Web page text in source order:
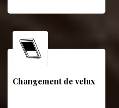
Changement de velux